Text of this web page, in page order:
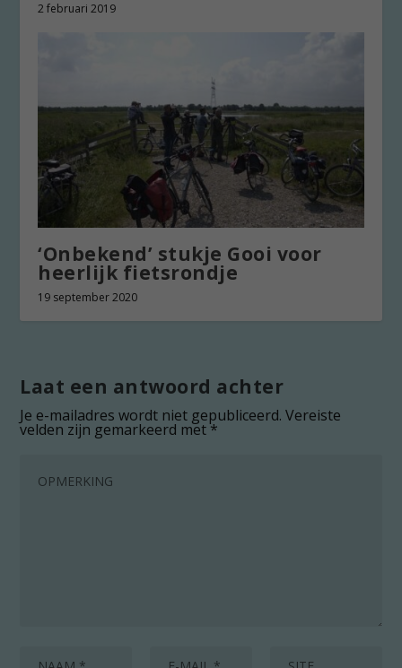
2 februari 2019
‘Onbekend’ stukje Gooi voor
heerlijk fietsrondje
19 september 2020
Laat een antwoord achter
Je e-mailadres wordt niet gepubliceerd. Vereiste
velden zijn gemarkeerd met*